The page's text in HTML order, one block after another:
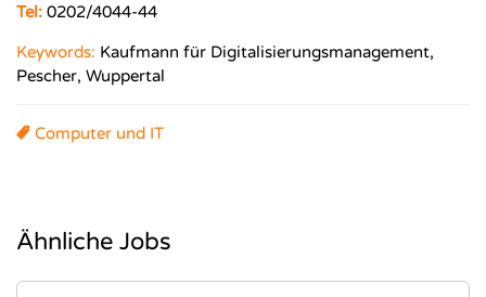
Tel: 0202/4044-44
Keywords: Kaufmann für Digitalisierungsmanagement,
Pescher, Wuppertal
Computer und IT
Ähnliche Jobs